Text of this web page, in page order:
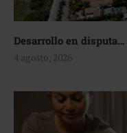
Desarrollo en disputa…
4 agosto, 2026